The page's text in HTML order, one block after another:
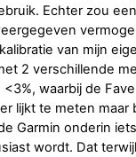
Echter zou
van mijn
2 verschillende
waarbij de
lijkt te meten
Garmin onderin
wordt. Dat